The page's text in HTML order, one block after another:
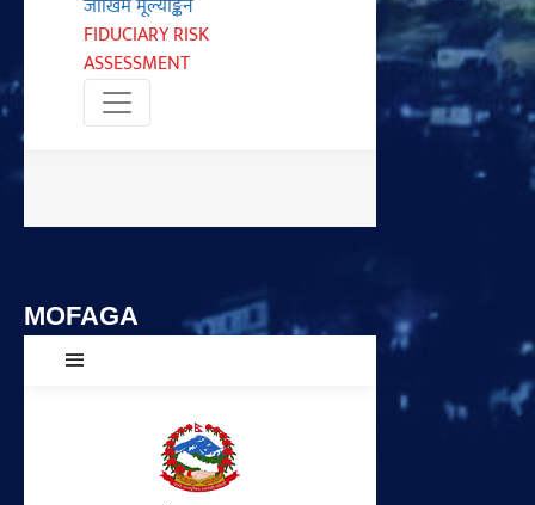
MOFAGA